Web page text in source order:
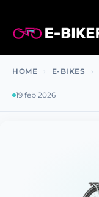
naar
inhoud
HOME › E-BIKES ›
19 feb 2026